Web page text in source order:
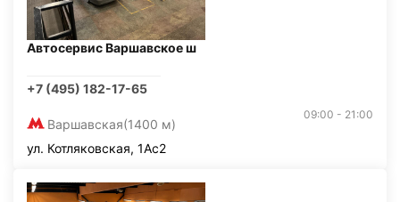
Автосервис Варшавское ш
+7 (495) 182-17-65
Варшавская(1400 м)
09:00 - 21:00
ул. Котляковская, 1Ас2